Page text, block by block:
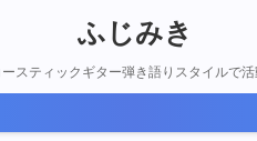
ふじみき
ースティックギター弾き語りスタイルで活